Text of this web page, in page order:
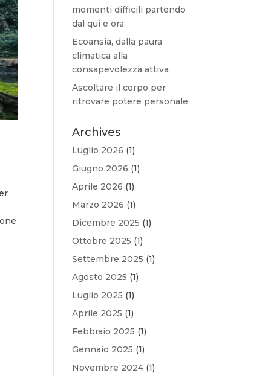
momenti difficili partendo
dal qui e ora
Ecoansia, dalla paura
climatica alla
consapevolezza attiva
Ascoltare il corpo per
ritrovare potere personale
Archives
Luglio 2026 (1)
Giugno 2026 (1)
Aprile 2026 (1)
Marzo 2026 (1)
Dicembre 2025 (1)
Ottobre 2025 (1)
Settembre 2025 (1)
Agosto 2025 (1)
Luglio 2025 (1)
Aprile 2025 (1)
Febbraio 2025 (1)
Gennaio 2025 (1)
Novembre 2024 (1)